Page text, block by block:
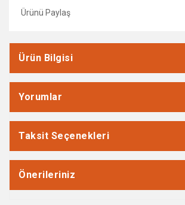
Ürünü Paylaş
Ürün Bilgisi
Yorumlar
Taksit Seçenekleri
Önerileriniz